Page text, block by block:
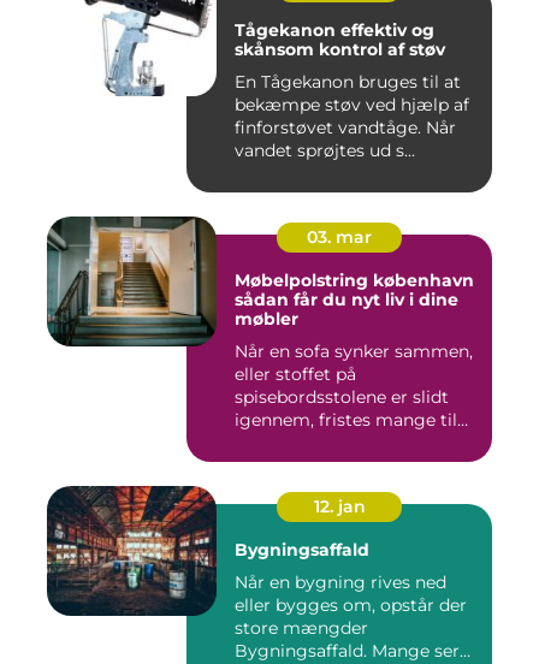
Tågekanon effektiv og
skånsom kontrol af støv
En Tågekanon bruges til at
bekæmpe støv ved hjælp af
finforstøvet vandtåge. Når
vandet sprøjtes ud s...
03. mar
Møbelpolstring københavn
sådan får du nyt liv i dine
møbler
Når en sofa synker sammen,
eller stoffet på
spisebordsstolene er slidt
igennem, fristes mange til
12. jan
Bygningsaffald
Når en bygning rives ned
eller bygges om, opstår der
store mængder
Bygningsaffald. Mange ser